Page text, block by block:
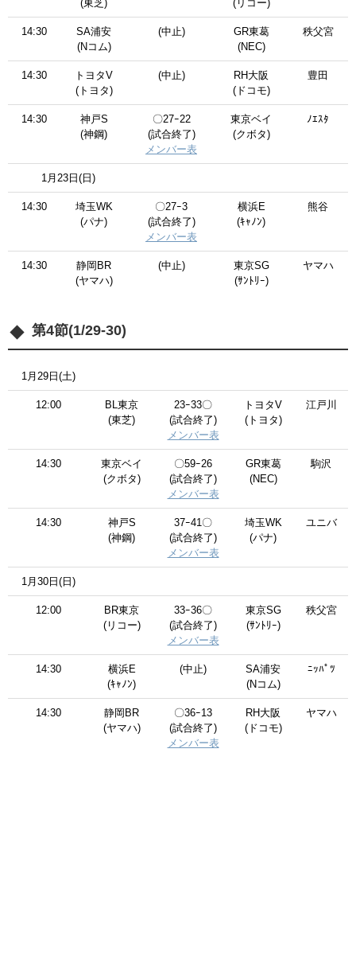
(東芝) (リコー)
14:30
SA浦安
(Nコム)
(中止)
GR東葛
(NEC)
秩父宮
14:30
トヨタV
(トヨタ)
(中止)
RH大阪
(ドコモ)
豊田
14:30
神戸S
(神鋼)
〇27ｰ22
(試合終了)
メンバー表
東京ベイ
(クボタ)
ﾉｴｽﾀ
1月23日(日)
14:30
埼玉WK
(パナ)
〇27ｰ3
(試合終了)
メンバー表
横浜E
(ｷｬﾉﾝ)
熊谷
14:30
静岡BR
(ヤマハ)
(中止)
東京SG
(ｻﾝﾄﾘｰ)
ヤマハ
第4節(1/29-30)
1月29日(土)
12:00
BL東京
(東芝)
23ｰ33〇
(試合終了)
メンバー表
トヨタV
(トヨタ)
江戸川
14:30
東京ベイ
(クボタ)
〇59ｰ26
(試合終了)
メンバー表
GR東葛
(NEC)
駒沢
14:30
神戸S
(神鋼)
37ｰ41〇
(試合終了)
メンバー表
埼玉WK
(パナ)
ユニバ
1月30日(日)
12:00
BR東京
(リコー)
33ｰ36〇
(試合終了)
メンバー表
東京SG
(ｻﾝﾄﾘｰ)
秩父宮
14:30
横浜E
(ｷｬﾉﾝ)
(中止)
SA浦安
(Nコム)
ﾆｯﾊﾟﾂ
14:30
静岡BR
(ヤマハ)
〇36ｰ13
(試合終了)
メンバー表
RH大阪
(ドコモ)
ヤマハ